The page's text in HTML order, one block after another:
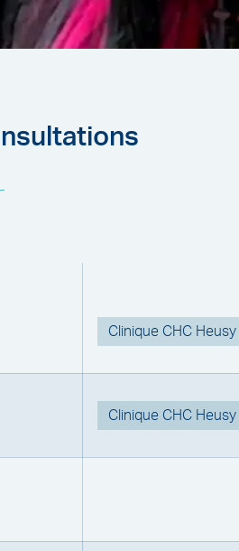
Clinique CHC Heusy
Clinique CHC Heusy